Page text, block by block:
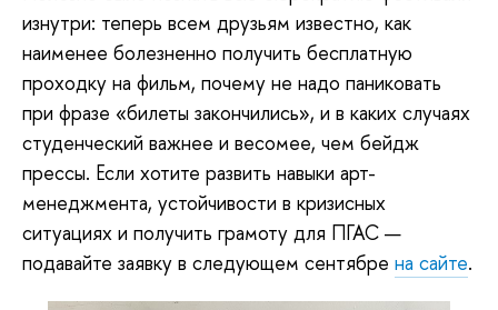
изнутри: теперь всем друзьям известно, как
наименее болезненно получить бесплатную
проходку на фильм, почему не надо паниковать
при фразе «билеты закончились», и в каких случаях
студенческий важнее и весомее, чем бейдж
прессы. Если хотите развить навыки арт-
менеджмента, устойчивости в кризисных
ситуациях и получить грамоту для ПГАС —
подавайте заявку в следующем сентябре на сайте.